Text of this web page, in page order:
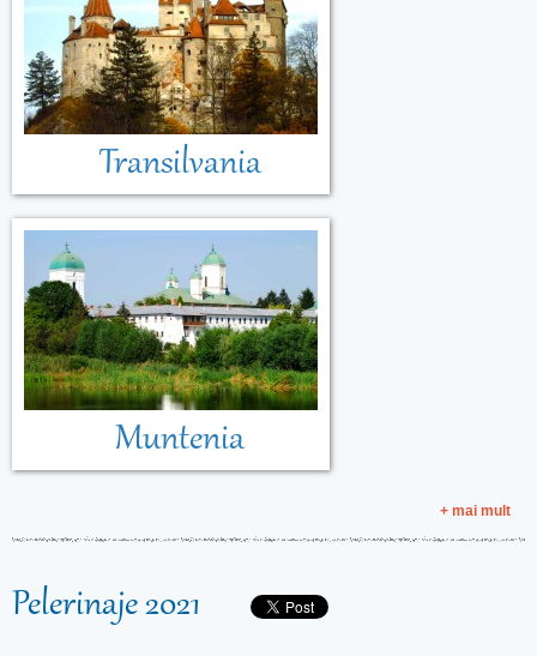
Transilvania
Muntenia
+ mai mult
Pelerinaje 2021